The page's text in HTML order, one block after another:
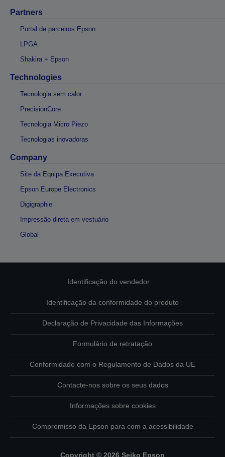
Partners
Portal de parceiros Epson
LPGA
Shakira + Epson
Technologies
Tecnologia sem calor
PrecisionCore
Tecnologia Micro Piezo
Tecnologias inovadoras
Company
Site da Equipa Executiva
Epson Europe Electronics
Digigraphie
Impressão direta em vestuário
Global
Identificação do vendedor
Identificação da conformidade do produto
Declaração de Privacidade das Informações
Formulário de retratação
Conformidade com o Regulamento de Dados da UE
Contacte-nos sobre os seus dados
Informações sobre cookies
Compromisso da Epson para com a acessibilidade
Copyright © 2026 Seiko Epson